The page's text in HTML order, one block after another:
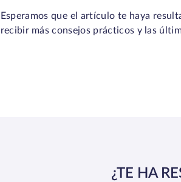
Esperamos que el artículo te haya
recibir más consejos prácticos y las
¿TE HA